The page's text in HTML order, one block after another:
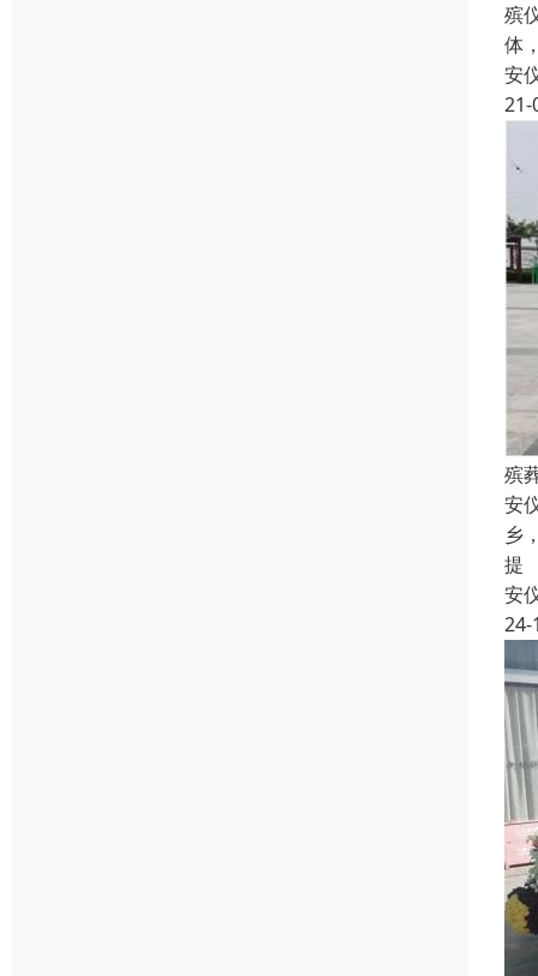
殡
体
安
21-
殡
安
乡
提
安
24-